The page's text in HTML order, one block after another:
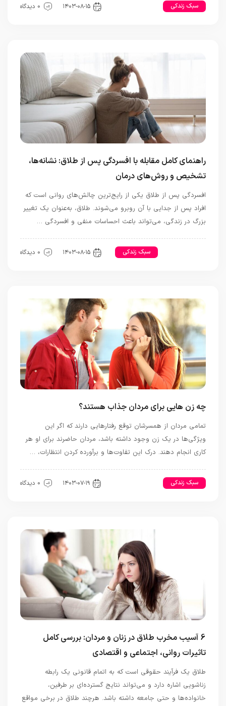
سبک زندکی ۱۴۰۳-۰۸-۱۵ 0 دیدگاه
راهنمای کامل مقابله با افسردگی پس از طلاق: نشانه‌ها،
تشخیص و روش‌های درمان
افسردگی پس از طلاق یکی از رایج‌ترین چالش‌های روانی است که
افراد پس از جدایی با آن روبرو می‌شوند. طلاق، به‌عنوان یک تغییر
بزرگ در زندگی، می‌تواند باعث احساسات منفی و افسردگی …
سبک زندکی ۱۴۰۳-۰۸-۱۵ 0 دیدگاه
چه زن هایی برای مردان جذاب هستند؟
تمامی مردان از همسرشان توقع رفتارهایی دارند که اگر این
ویژگی‌ها در یک زن وجود داشته باشد، مردان حاضرند برای او هر
کاری انجام دهند. درک این تفاوت‌ها و برآورده کردن انتظارات، …
سبک زندکی ۱۴۰۳-۰۷-۱۹ 0 دیدگاه
6 آسیب مخرب طلاق در زنان و مردان: بررسی کامل
تاثیرات روانی، اجتماعی و اقتصادی
طلاق یک فرآیند حقوقی است که به اتمام قانونی یک رابطه
زناشویی اشاره دارد و می‌تواند نتایج گسترده‌ای بر طرفین،
خانواده‌ها و حتی جامعه داشته باشد. هرچند طلاق در برخی مواقع